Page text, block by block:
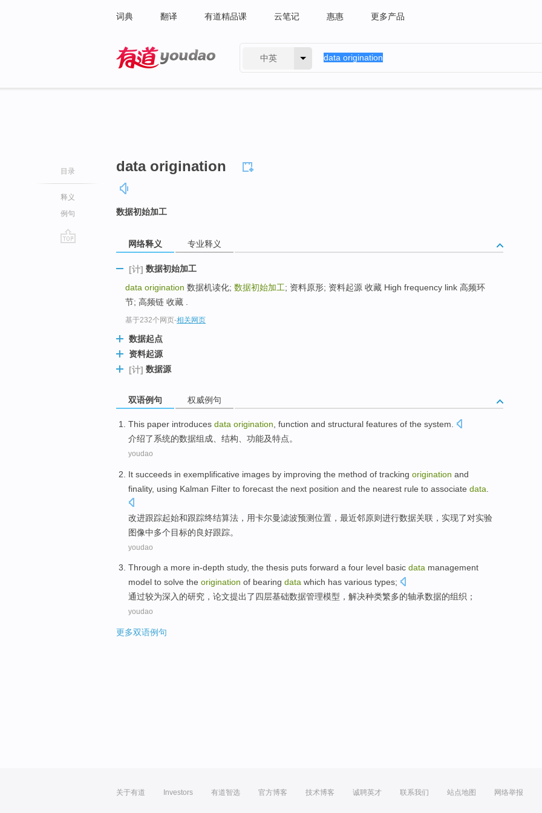
词典 翻译 有道精品课 云笔记 惠惠 更多产品
中英
目录
释义
例句
data origination
数据初始加工
网络释义 专业释义
[计] 数据初始加工
data origination 数据机读化; 数据初始加工; 资料原形; 资料起源 收藏 High frequency link 高频环
节; 高频链 收藏 .
基于232个网页-相关网页
数据起点
资料起源
[计] 数据源
双语例句 权威例句
This paper introduces data origination function and structural features of the system
介绍了系统的数据组成 结构 功能及特点。
youdao
It succeeds in exemplificative images by improving the method of tracking origination and
finality, using Kalman Filter to forecast the next position and the nearest rule to associate data
改进跟踪起始和跟踪终结算法 ， 用卡尔曼滤波预测位置 ， 最近邻原则进行数据关联，实现了对实验
图像中多个目标的良好跟踪。
youdao
Through a more in-depth study, the thesis puts forward a four level basic data management
model to solve the origination of bearing data which has various types;
通过较为深入的研究 ， 论文提出了四层基础数据管理模型 ， 解决种类繁多的轴承数据的组织 ；
youdao
更多双语例句
关于有道 Investors 有道智选 官方博客 技术博客 诚聘英才 联系我们 站点地图 网络举报